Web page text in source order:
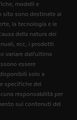
modelli e
sito sono destinate ai
la tecnologia e le
della natura dei
ecc, i prodotti
variare dall'ultima
essere
solo a
specifiche dei
responsabilità per
sui contenuti del